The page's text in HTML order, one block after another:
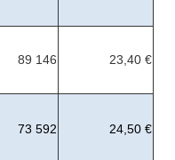
89 146 23,40 €
73 592 24,50 €